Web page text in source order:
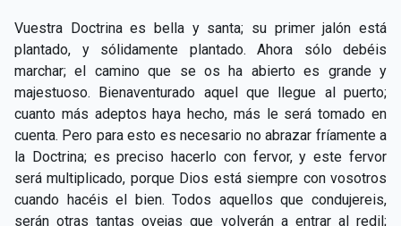
Vuestra Doctrina es bella y santa; su primer jalón está
plantado, y sólidamente plantado. Ahora sólo debéis
marchar; el camino que se os ha abierto es grande y
majestuoso. Bienaventurado aquel que llegue al puerto;
cuanto más adeptos haya hecho, más le será tomado en
cuenta. Pero para esto es necesario no abrazar fríamente a
la Doctrina; es preciso hacerlo con fervor, y este fervor
será multiplicado, porque Dios está siempre con vosotros
cuando hacéis el bien. Todos aquellos que condujereis,
serán otras tantas ovejas que volverán a entrar al redil;